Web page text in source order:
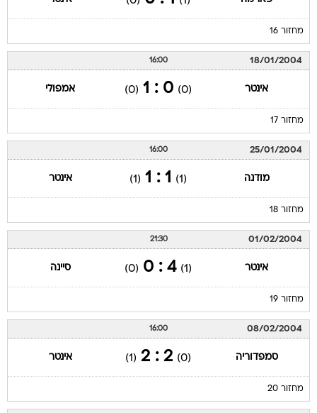
מחזור 16
18/01/2004
16:00
אינטר (0)
0 : 1
(0) אמפולי
מחזור 17
25/01/2004
16:00
מודנה (1)
1 : 1
(1) אינטר
מחזור 18
01/02/2004
21:30
אינטר (1)
4 : 0
(0) סיינה
מחזור 19
08/02/2004
16:00
סמפדוריה (0)
2 : 2
(1) אינטר
מחזור 20